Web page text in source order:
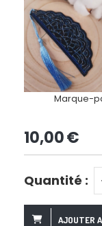
Marque-
10,00€
Quantité :
AJOUTER